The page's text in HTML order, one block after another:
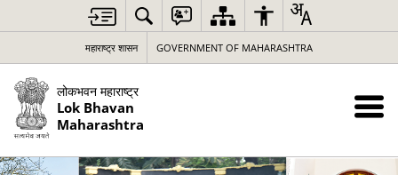
महाराष्ट्र शासन GOVERNMENT OF MAHARASHTRA
लोकभवन महाराष्ट्र
Lok Bhavan
Maharashtra